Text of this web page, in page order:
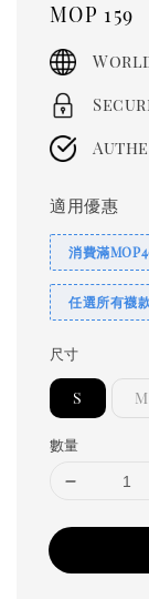
Regular
price
MOP 159
適用優惠
消費滿
任選所有襪
尺寸
S M
數量